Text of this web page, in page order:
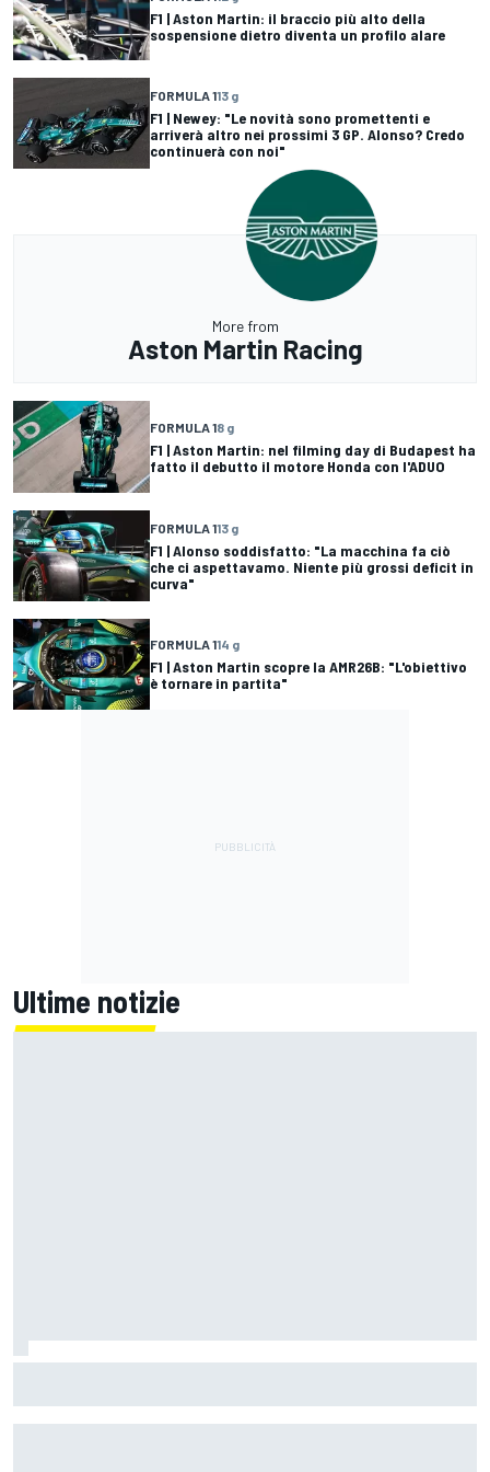
F1 | Aston Martin: il braccio più alto della
sospensione dietro diventa un profilo alare
FORMULA 113 g
F1 | Newey: "Le novità sono promettenti e
arriverà altro nei prossimi 3 GP. Alonso? Credo
continuerà con noi"
More from
Aston Martin Racing
FORMULA 18 g
F1 | Aston Martin: nel filming day di Budapest ha
fatto il debutto il motore Honda con l'ADUO
FORMULA 113 g
F1 | Alonso soddisfatto: "La macchina fa ciò
che ci aspettavamo. Niente più grossi deficit in
curva"
FORMULA 114 g
F1 | Aston Martin scopre la AMR26B: "L'obiettivo
è tornare in partita"
Ultime notizie